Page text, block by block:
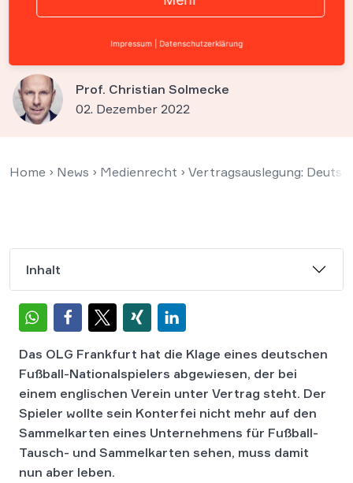
muss Bild auf Sammelkarten
Prof. Christian Solmecke
02. Dezember 2022
Home › News › Medienrecht › Vertragsauslegung:
Inhalt
Das OLG Frankfurt hat die Klage eines deutschen
Fußball-Nationalspielers abgewiesen, der bei
einem englischen Verein unter Vertrag steht. Der
Spieler wollte sein Konterfei nicht mehr auf den
Sammelkarten eines Unternehmens für Fußball-
Tausch- und Sammelkarten sehen, muss damit
nun aber leben.
Impressum Datenschutzerklärung